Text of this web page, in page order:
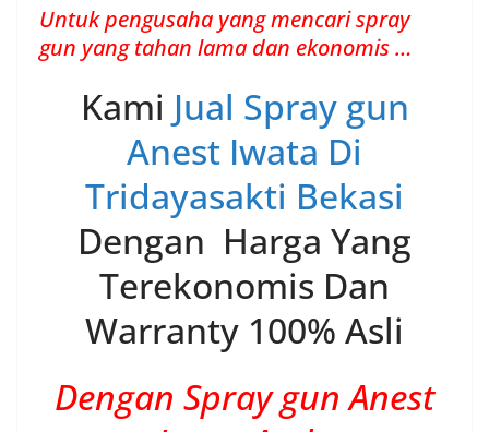
Untuk pengusaha yang mencari spray
gun yang tahan lama dan ekonomis …
Kami Jual Spray gun
Anest Iwata Di
Tridayasakti Bekasi
Dengan Harga Yang
Terekonomis Dan
Warranty 100% Asli
Dengan Spray gun Anest